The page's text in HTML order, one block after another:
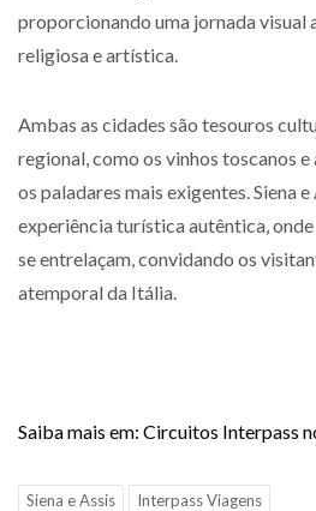
proporcionando uma jornada visual
religiosa e artística.
Ambas as cidades são tesouros
regional, como os vinhos toscanos
os paladares mais exigentes. Siena
experiência turística autêntica,
se entrelaçam, convidando os
atemporal da Itália.
Saiba mais em: Circuitos Interpass
Siena e Assis Interpass Viagens